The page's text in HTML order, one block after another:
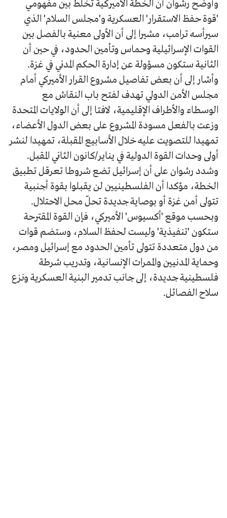
وأوضح رشوان أن الخطة الأميركية تخلط بين مفهومي
'قوة حفظ الاستقرار' العسكرية و'مجلس السلام' الذي
سيرأسه ترامب، مشيرا إلى أن الأولى معنية بالفصل بين
القوات الإسرائيلية وحماس وتأمين الحدود، في حين أن
الثانية ستكون مسؤولة عن إدارة الحكم المدني في غزة.
وأشار إلى أن بعض تفاصيل مشروع القرار الأميركي أمام
مجلس الأمن الدولي تهدف لفتح باب النقاش مع
الوسطاء والأطراف الإقليمية، لافتا إلى أن الولايات المتحدة
وزعت بالفعل مسودة المشروع على بعض الدول الأعضاء،
تمهيدا للتصويت عليه خلال الأسابيع المقبلة، تمهيدا لنشر
أولى وحدات القوة الدولية في يناير/كانون الثاني المقبل.
وشدد رشوان على أن إسرائيل تضع شروطا تعرقل تطبيق
الخطة، مؤكدا أن الفلسطينيين لن يقبلوا بقوة أجنبية
تتولى أمن غزة أو بوصاية جديدة تحلّ محل الاحتلال.
وبحسب موقع 'أكسيوس' الأميركي، فإن القوة المقترحة
ستكون 'تنفيذية' وليست لحفظ السلام، وستضم قوات
من دول متعددة تتولى تأمين الحدود مع إسرائيل ومصر،
وحماية المدنيين والممرات الإنسانية، وتدريب شرطة
فلسطينية جديدة، إلى جانب تدمير البنية العسكرية ونزع
سلاح الفصائل.